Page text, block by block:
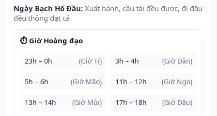
Ngày Bạch Hổ Đầu: Xuất hành, cầu tài đều được, đi đâu
đều thông đạt cả
⏱️ Giờ Hoàng đạo
23h – 0h (Giờ Tí) 3h – 4h (Giờ Dần)
5h – 6h (Giờ Mão) 11h – 12h (Giờ Ngọ)
13h – 14h (Giờ Mùi) 17h – 18h (Giờ Dậu)